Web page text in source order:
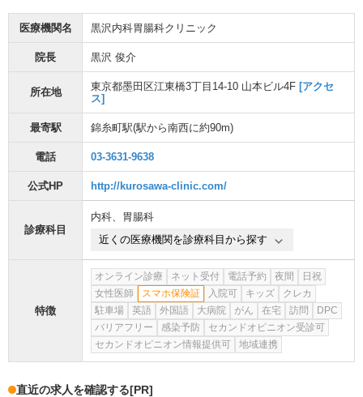
医療機関名 黒沢内科胃腸科クリニック
院長 黒沢 俊介
所在地 東京都墨田区江東橋3丁目14-10 山本ビル4F [アクセ
ス]
最寄駅 錦糸町駅(駅から南西に約90m)
電話 03-3631-9638
公式HP http://kurosawa-clinic.com/
診療科目
内科、 胃腸科
近くの医療機関を診療科目から探す
特徴
オンライン診療 ネット受付 電話予約 夜間
日祝
女性医師
スマホ保険証 入院可 キッズ
クレカ
駐車場
英語 外国語 大病院 がん 在宅 訪問
DPC
バリアフリー
感染予防
セカンドオピニオン受診可
セカンドオピニオン情報提供可
地域連携
直近の求人を確認する[PR]